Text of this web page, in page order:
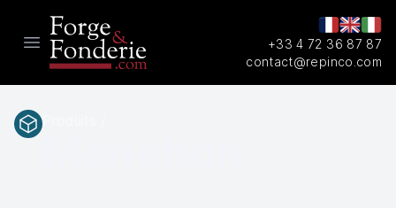
Open main menu
+33 4 72 36 87 87
contact@repinco.com